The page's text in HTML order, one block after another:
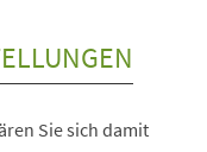
Sie sich damit